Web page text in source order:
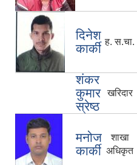
दिनेश
कार्की ह. स.चा.
शंकर
कुमार
स्रेष्ठ
खरिदार
मनोज
कार्की
शाखा
अधिकृत